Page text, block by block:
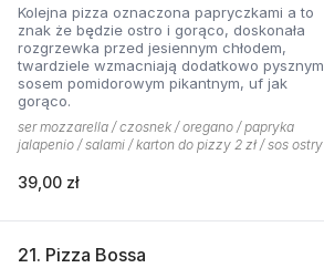
Kolejna pizza oznaczona papryczkami a to
znak że będzie ostro i gorąco, doskonała
rozgrzewka przed jesiennym chłodem,
twardziele wzmacniają dodatkowo pysznym
sosem pomidorowym pikantnym, uf jak
gorąco.
ser mozzarella / czosnek / oregano / papryka
jalapenio / salami / karton do pizzy 2 zł / sos ostry
39,00 zł
21. Pizza Bossa